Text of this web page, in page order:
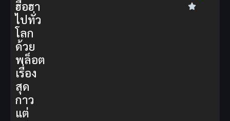
ฮือฮา
ไปทั่ว
โลก
ด้วย
พล็อต
เรื่อง
สุด
กาว
แต่